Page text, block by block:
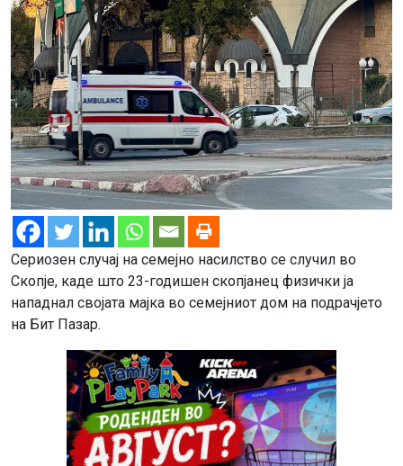
Сериозен случај на семејно насилство се случил во
Скопје, каде што 23-годишен скопјанец физички ја
нападнал својата мајка во семејниот дом на подрачјето
на Бит Пазар.